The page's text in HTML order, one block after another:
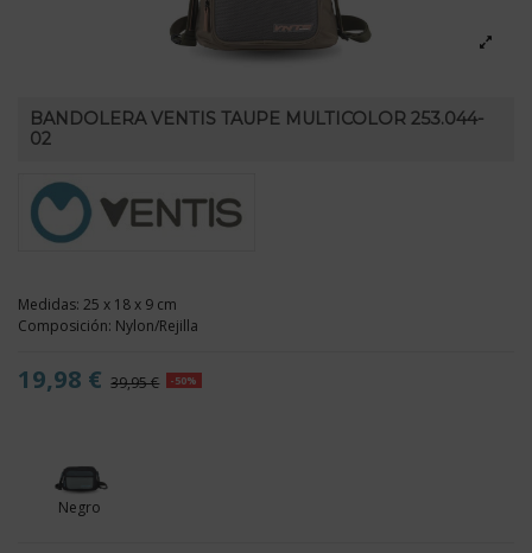
BANDOLERA VENTIS TAUPE MULTICOLOR 253.044-
02
Medidas: 25 x 18 x 9 cm
Composición: Nylon/Rejilla
19,98 € 39,95 € -50%
Negro